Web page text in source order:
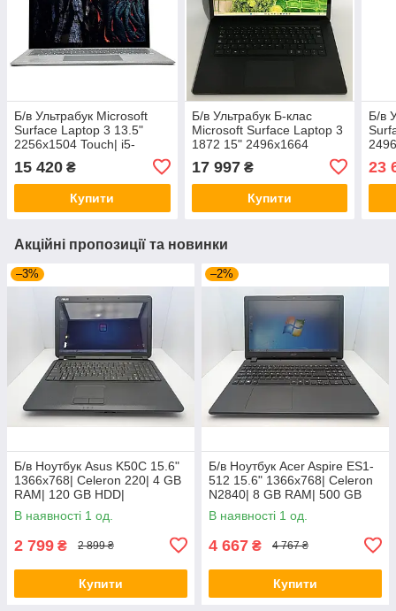
Б/в Ультрабук Microsoft
Surface Laptop 3 13.5"
2256x1504 Touch| i5-
1035G7| 8GB RAM| 256GB
SSD| Iris Plus
15 420 ₴
Купити
Б/в Ультрабук Б-клас
Microsoft Surface Laptop 3
1872 15" 2496x1664
Touch| i7-1065G7| 16GB
RAM| 256GB SSD NVMe|
Iris Plus
17 997₴
Купити
Б/в
23
Акційні пропозиції та новинки
–3%
Б/в Ноутбук Asus K50C 15.6"
1366x768| Celeron 220| 4 GB
RAM| 120 GB HDD|
В наявності 1 од.
2 799 ₴ 2 899 ₴
Купити
–2%
Б/в Ноутбук Acer Aspire ES1-
512 15.6" 1366x768| Celeron
N2840| 8 GB RAM| 500 GB
HDD| HD
В наявності 1 од.
4 667 ₴ 4 767 ₴
Купити